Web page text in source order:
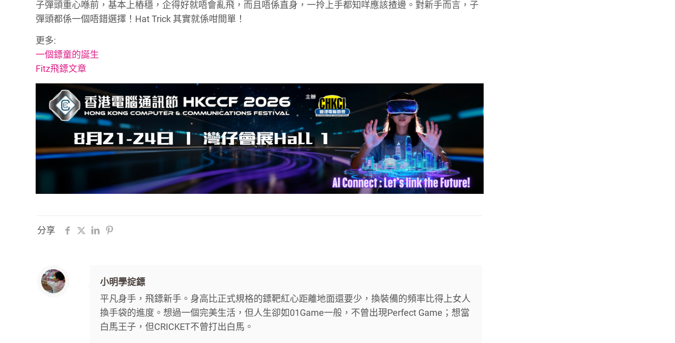
子彈頭重心喺前，基本上樁穩，企得好就唔會亂飛，而且唔係直身，一拎上手都知咩應該揸邊。對新手而言，子
彈頭都係一個唔錯選擇！Hat Trick 其實就係咁間單！
更多:
一個鏢童的誕生
Fitz飛鏢文章
分享
小明學掟鏢
平凡身手，飛鏢新手。身高比正式規格的鏢靶紅心距離地面還要少，換裝備的頻率比得上女人
換手袋的進度。想過一個完美生活，但人生卻如01Game一般，不曾出現Perfect Game；想當
白馬王子，但CRICKET不曾打出白馬。